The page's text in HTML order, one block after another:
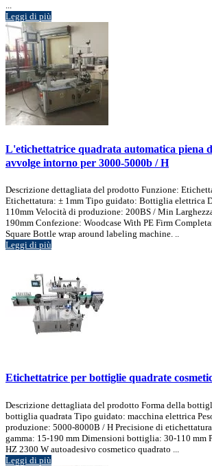
Leggi di più
L'etichettatrice quadrata automatica piena
avvolge intorno per 3000-5000b / H
Descrizione dettagliata del prodotto Funzione:
Etichettatura: ± 1mm Tipo guidato: Bottiglia elettrica
110mm Velocità di produzione: 200BS / Min
190mm Confezione: Woodcase With PE Firm
Square Bottle wrap around labeling machine. ..
Leggi di più
Etichettatrice per bottiglie quadrate
Descrizione dettagliata del prodotto Forma della
bottiglia quadrata Tipo guidato: macchina elettrica
produzione: 5000-8000B / H Precisione di
gamma: 15-190 mm Dimensioni bottiglia: 30-110 mm
HZ 2300 W autoadesivo cosmetico quadrato ...
Leggi di più